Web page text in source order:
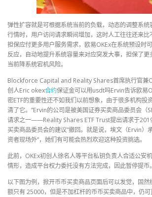
弹性扩容就是可根据系统当前的负载，动态的调整系
行情时，用户访问请求瞬间增加，这时人工往往还来
担保应付更多用户服务需求，欧易OKEx在系统预设时
反应，自动地提升系统容量来对应突发大事，担保了
当前降系统宕机风险。
Blockforce Capital and Reality Shares首席执行官兼
创人Eric okex合约保证金可以用usdt吗Ervin告诉欧易
密ETF的重要性还不如我们以前想象，由于很多机构投
清了它。”Ervin的公司是被美国证券买卖商品委员会（
请求之一——Reality Shares ETF Trust提出请求于
买卖商品委员会的建议”撤回。就是说，埃文（Ervin）
资者现场外”，她们有可能会热烈欢迎这种投资挑选。
此前，OKEx初创人徐名人等平台私钥负责人合适公安
情形，造成平台权力委托没有方法完成，因此暂停提币。
以下图为例，掀开币币买卖商品页面后可以发觉，固然
额只有 25000，但是不加杠杆的币币买卖商品中，仍